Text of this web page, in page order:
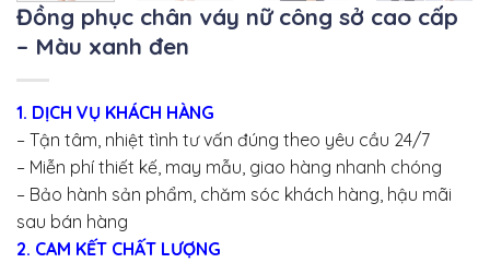
Đồng phục chân váy nữ công sở cao cấp
– Màu xanh đen
1. DỊCH VỤ KHÁCH HÀNG
– Tận tâm, nhiệt tình tư vấn đúng theo yêu cầu 24/7
– Miễn phí thiết kế, may mẫu, giao hàng nhanh chóng
– Bảo hành sản phẩm, chăm sóc khách hàng, hậu mãi
sau bán hàng
2. CAM KẾT CHẤT LƯỢNG